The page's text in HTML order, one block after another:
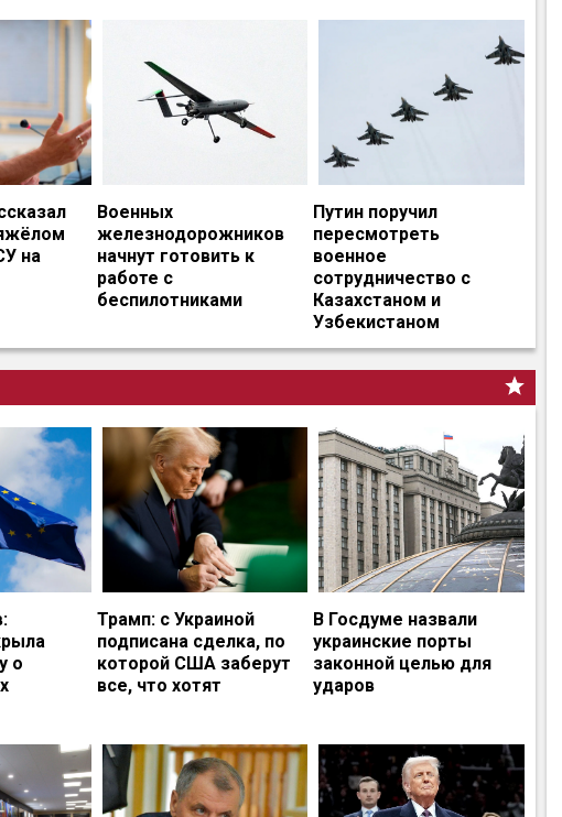
на
Военных
железнодорожников
начнут готовить к
работе с
беспилотниками
Путин поручил
пересмотреть
военное
сотрудничество с
Казахстаном и
Узбекистаном
о
Трамп: с Украиной
подписана сделка, по
которой США заберут
все, что хотят
В Госдуме назвали
украинские порты
законной целью для
ударов